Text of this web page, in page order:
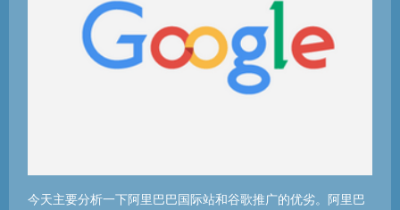
今天主要分析一下阿里巴巴国际站和谷歌推广的优劣。阿里巴